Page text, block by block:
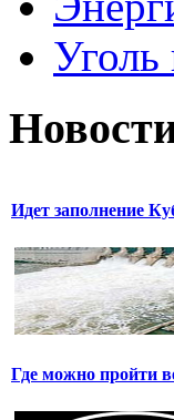
Уголь
Идет заполнение
Где можно пройти